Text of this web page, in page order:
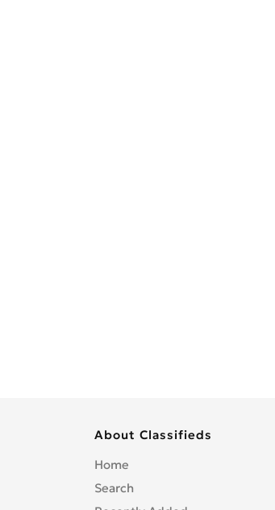
About Classifieds
Home
Search